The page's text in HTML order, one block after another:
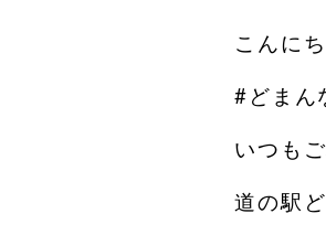
こんに
#どまん
いつも
道の駅